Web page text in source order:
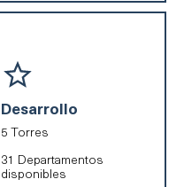
Desarrollo
5 Torres
31 Departamentos
disponibles